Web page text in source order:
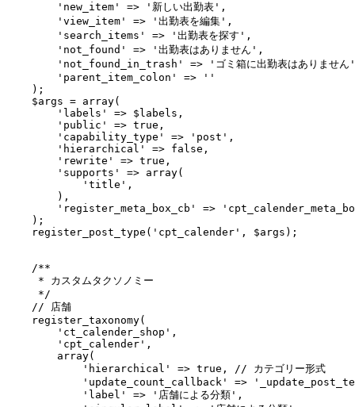
        'new_item' => '新しい出勤表',
        'view_item' => '出勤表を編集',
        'search_items' => '出勤表を探す',
        'not_found' => '出勤表はありません',
'not_found_in_trash' => 'ゴミ箱に出勤表はありません
        'parent_item_colon' => ''
    );
    $args = array(
        'labels' => $labels,
        'public' => true,
        'capability_type' => 'post',
        'hierarchical' => false,
        'rewrite' => true,
        'supports' => array(
            'title',
        ),
'register_meta_box_cb' =>
    );
    register_post_type('cpt_calender', $args);
    /**
     * カスタムタクソノミー
     */
    // 店舗
    register_taxonomy(
        'ct_calender_shop',
        'cpt_calender',
        array(
            'hierarchical' => true, // カテゴリー形式
'update_count_callback' =>
            'label' => '店舗による分類',